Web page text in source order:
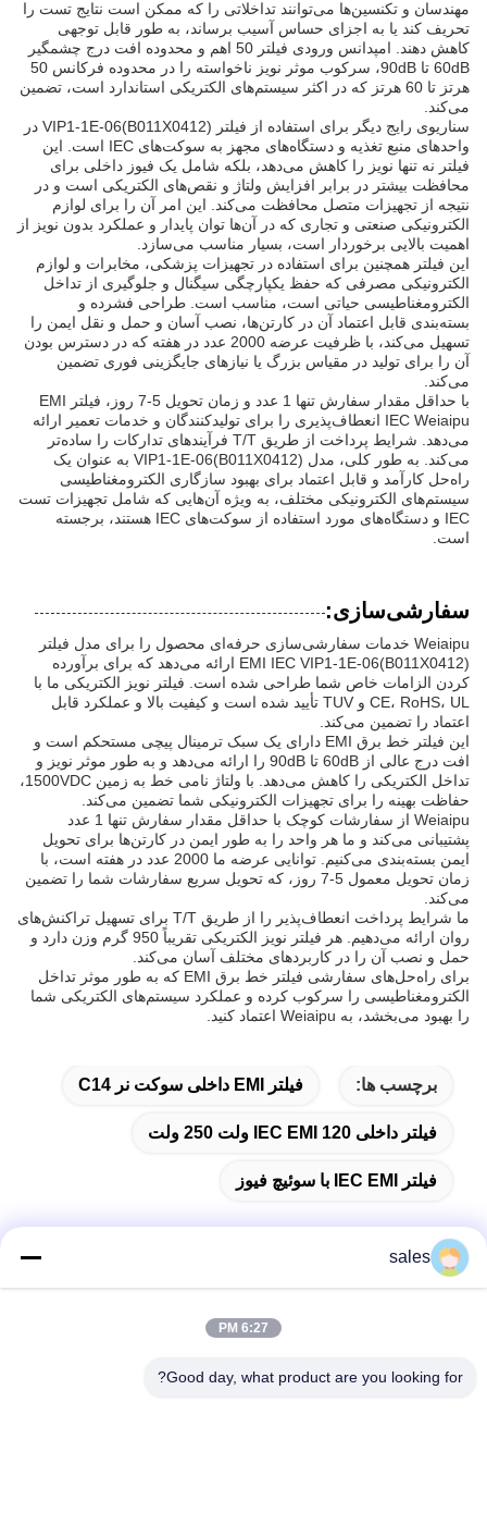
مهندسان و تکنسین‌ها می‌توانند تداخلاتی را که ممکن است نتایج تست را
تحریف کند یا به اجزای حساس آسیب برساند، به طور قابل توجهی
کاهش دهند. امپدانس ورودی فیلتر 50 اهم و محدوده افت درج چشمگیر
60dB تا 90dB، سرکوب موثر نویز ناخواسته را در محدوده فرکانس 50
هرتز تا 60 هرتز که در اکثر سیستم‌های الکتریکی استاندارد است، تضمین
می‌کند.
سناریوی رایج دیگر برای استفاده از فیلتر VIP1-1E-06(B011X0412) در
واحدهای منبع تغذیه و دستگاه‌های مجهز به سوکت‌های IEC است. این
فیلتر نه تنها نویز را کاهش می‌دهد، بلکه شامل یک فیوز داخلی برای
محافظت بیشتر در برابر افزایش ولتاژ و نقص‌های الکتریکی است و در
نتیجه از تجهیزات متصل محافظت می‌کند. این امر آن را برای لوازم
الکترونیکی صنعتی و تجاری که در آن‌ها توان پایدار و عملکرد بدون نویز از
اهمیت بالایی برخوردار است، بسیار مناسب می‌سازد.
این فیلتر همچنین برای استفاده در تجهیزات پزشکی، مخابرات و لوازم
الکترونیکی مصرفی که حفظ یکپارچگی سیگنال و جلوگیری از تداخل
الکترومغناطیسی حیاتی است، مناسب است. طراحی فشرده و
بسته‌بندی قابل اعتماد آن در کارتن‌ها، نصب آسان و حمل و نقل ایمن را
تسهیل می‌کند، با ظرفیت عرضه 2000 عدد در هفته که در دسترس بودن
آن را برای تولید در مقیاس بزرگ یا نیازهای جایگزینی فوری تضمین
می‌کند.
با حداقل مقدار سفارش تنها 1 عدد و زمان تحویل 5-7 روز، فیلتر EMI
IEC Weiaipu انعطاف‌پذیری را برای تولیدکنندگان و خدمات تعمیر ارائه
می‌دهد. شرایط پرداخت از طریق T/T فرآیندهای تدارکات را ساده‌تر
می‌کند. به طور کلی، مدل VIP1-1E-06(B011X0412) به عنوان یک
راه‌حل کارآمد و قابل اعتماد برای بهبود سازگاری الکترومغناطیسی
سیستم‌های الکترونیکی مختلف، به ویژه آن‌هایی که شامل تجهیزات تست
IEC و دستگاه‌های مورد استفاده از سوکت‌های IEC هستند، برجسته
است.
سفارشی‌سازی:
Weiaipu خدمات سفارشی‌سازی حرفه‌ای محصول را برای مدل فیلتر
EMI IEC VIP1-1E-06(B011X0412) ارائه می‌دهد که برای برآورده
کردن الزامات خاص شما طراحی شده است. فیلتر نویز الکتریکی ما با
CE، RoHS، UL و TUV تأیید شده است و کیفیت بالا و عملکرد قابل
اعتماد را تضمین می‌کند.
این فیلتر خط برق EMI دارای یک سبک ترمینال پیچی مستحکم است و
افت درج عالی از 60dB تا 90dB را ارائه می‌دهد و به طور موثر نویز و
تداخل الکتریکی را کاهش می‌دهد. با ولتاژ نامی خط به زمین 1500VDC،
حفاظت بهینه را برای تجهیزات الکترونیکی شما تضمین می‌کند.
Weiaipu از سفارشات کوچک با حداقل مقدار سفارش تنها 1 عدد
پشتیبانی می‌کند و ما هر واحد را به طور ایمن در کارتن‌ها برای تحویل
ایمن بسته‌بندی می‌کنیم. توانایی عرضه ما 2000 عدد در هفته است، با
زمان تحویل معمول 5-7 روز، که تحویل سریع سفارشات شما را تضمین
می‌کند.
ما شرایط پرداخت انعطاف‌پذیر را از طریق T/T برای تسهیل تراکنش‌های
روان ارائه می‌دهیم. هر فیلتر نویز الکتریکی تقریباً 950 گرم وزن دارد و
حمل و نصب آن را در کاربردهای مختلف آسان می‌کند.
برای راه‌حل‌های سفارشی فیلتر خط برق EMI که به طور موثر تداخل
الکترومغناطیسی را سرکوب کرده و عملکرد سیستم‌های الکتریکی شما
را بهبود می‌بخشد، به Weiaipu اعتماد کنید.
برچسب ها: فیلتر EMI داخلی سوکت نر C14
فیلتر داخلی IEC EMI 120 ولت 250 ولت
فیلتر IEC EMI با سوئیچ فیوز
آدرس
sales
6:27 PM
Good day, what product are you looking for?